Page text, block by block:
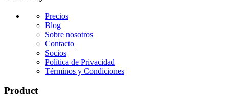
Precios
Blog
Sobre nosotros
Contacto
Socios
Política de Privacidad
Términos y Condiciones
Product